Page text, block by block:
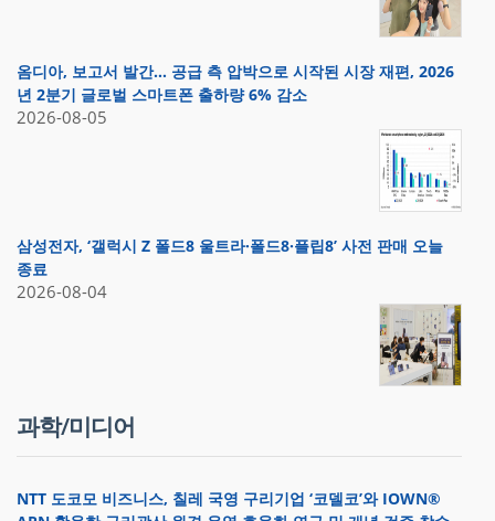
옴디아, 보고서 발간… 공급 측 압박으로 시작된 시장 재편, 2026
년 2분기 글로벌 스마트폰 출하량 6% 감소
2026-08-05
삼성전자, ‘갤럭시 Z 폴드8 울트라·폴드8·플립8’ 사전 판매 오늘
종료
2026-08-04
과학/미디어
NTT 도코모 비즈니스, 칠레 국영 구리기업 ‘코델코’와 IOWN®